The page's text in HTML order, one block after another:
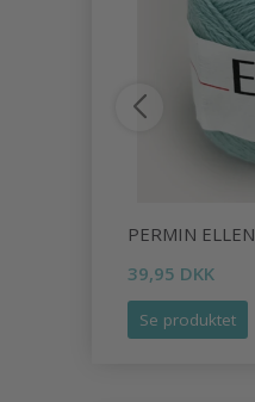
PERMIN ELLEN
39,95 DKK
Se produktet